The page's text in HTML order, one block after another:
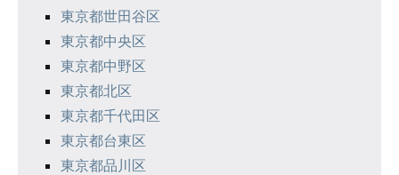
東京都世田谷区
東京都中央区
東京都中野区
東京都北区
東京都千代田区
東京都台東区
東京都品川区